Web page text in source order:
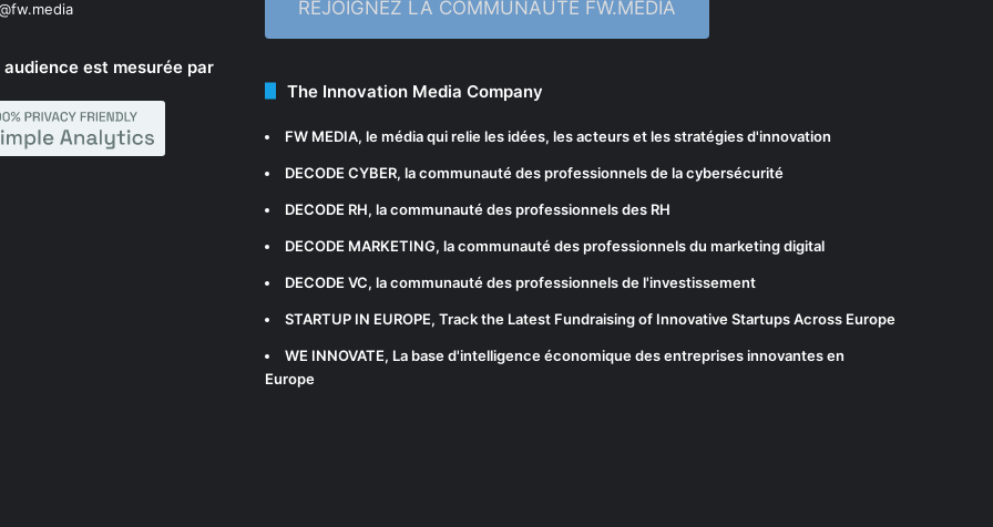
audience est mesurée par
REJOIGNEZ LA COMMUNAUTE FW.MEDIA
The Innovation Media Company
FW MEDIA, le média qui relie les idées, les acteurs et les stratégies d'innovation
DECODE CYBER, la communauté des professionnels de la cybersécurité
DECODE RH, la communauté des professionnels des RH
DECODE MARKETING, la communauté des professionnels du marketing digital
DECODE VC, la communauté des professionnels de l'investissement
STARTUP IN EUROPE, Track the Latest Fundraising of Innovative Startups Across Europe
WE INNOVATE, La base d'intelligence économique des entreprises innovantes en
Europe